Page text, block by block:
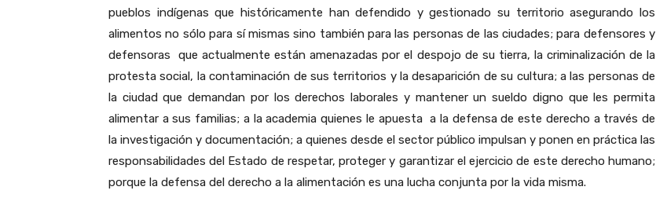
pueblos indígenas que históricamente han defendido y gestionado su territorio asegurando los
alimentos no sólo para sí mismas sino también para las personas de las ciudades; para defensores y
defensoras que actualmente están amenazadas por el despojo de su tierra, la criminalización de la
protesta social, la contaminación de sus territorios y la desaparición de su cultura; a las personas de
la ciudad que demandan por los derechos laborales y mantener un sueldo digno que les permita
alimentar a sus familias; a la academia quienes le apuesta a la defensa de este derecho a través de
la investigación y documentación; a quienes desde el sector público impulsan y ponen en práctica las
responsabilidades del Estado de respetar, proteger y garantizar el ejercicio de este derecho humano;
porque la defensa del derecho a la alimentación es una lucha conjunta por la vida misma.